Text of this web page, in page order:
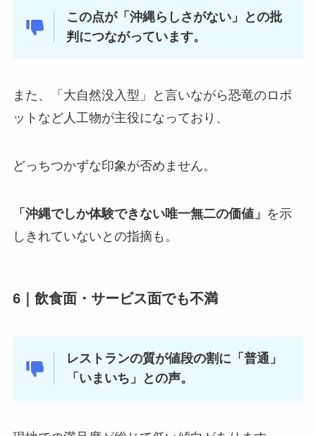
この点が「沖縄らしさがない」との批
判につながっています。
また、「大自然没入型」と言いながら恐竜のロボ
ットなど人工物が主役になっており、
どっちつかずな印象が否めません。
「沖縄でしか体験できない唯一無二の価値」 を示
しきれていないとの指摘も。
6｜ 飲食面・サービス面でも不満
レストランの質が値段の割に「普通」
「いまいち」との声。